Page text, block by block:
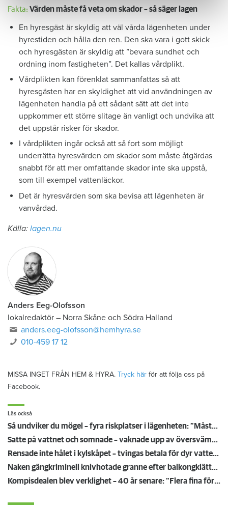
Fakta: Värden måste få veta om skador – så säger lagen
En hyresgäst är skyldig att väl vårda lägenheten under
hyrestiden och hålla den ren. Den ska vara i gott skick
och hyresgästen är skyldig att ”bevara sundhet och
ordning inom fastigheten”. Det kallas vårdplikt.
Vårdplikten kan förenklat sammanfattas så att
hyresgästen har en skyldighet att vid användningen av
lägenheten handla på ett sådant sätt att det inte
uppkommer ett större slitage än vanligt och undvika att
det uppstår risker för skador.
I vårdplikten ingår också att så fort som möjligt
underrätta hyresvärden om skador som måste åtgärdas
snabbt för att mer omfattande skador inte ska uppstå,
som till exempel vattenläckor.
Det är hyresvärden som ska bevisa att lägenheten är
vanvårdad.
Källa: lagen.nu
Anders Eeg-Olofsson
lokalredaktör – Norra Skåne och Södra Halland
anders.eeg-olofsson@hemhyra.se
010-459 17 12
MISSA INGET FRÅN HEM & HYRA. Tryck här för att följa oss på
Facebook.
Läs också
Så undviker du mögel – fyra riskplatser i lägenheten: ”Måste städa bort”
Satte på vattnet och somnade – vaknade upp av översvämning hos grannen
Rensade inte hålet i kylskåpet – tvingas betala för dyr vattenskada
Naken gängkriminell knivhotade granne efter balkongklättring
Kompisdealen blev verklighet – 40 år senare: "Flera fina fördelar med att dela bostad"